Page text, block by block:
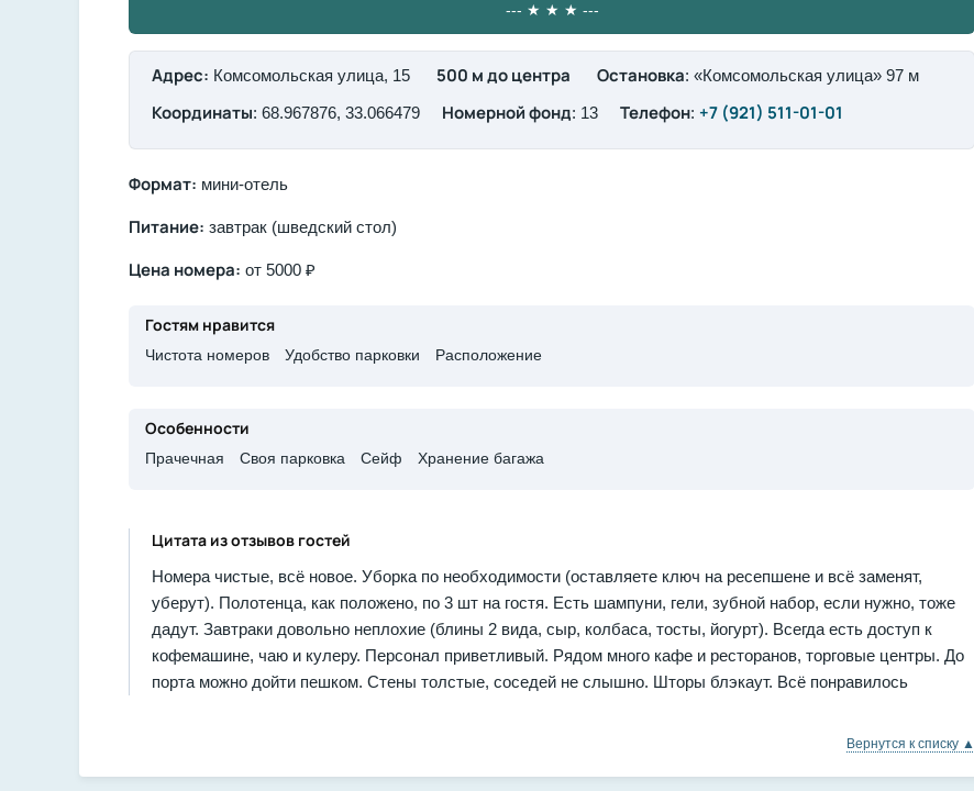
--- ★ ★ ★ ---
Адрес: Комсомольская улица, 15 500 м до центра Остановка: «Комсомольская улица» 97 м
Координаты: 68.967876, 33.066479 Номерной фонд: 13 Телефон: +7 (921) 511-01-01
Формат: мини-отель
Питание: завтрак (шведский стол)
Цена номера: от 5000 ₽
Гостям нравится
Чистота номеров Удобство парковки Расположение
Особенности
​Прачечная ​Своя парковка ​Сейф ​Хранение багажа
Цитата из отзывов гостей
Номера чистые, всё новое. Уборка по необходимости (оставляете ключ на ресепшене и всё заменят,
уберут). Полотенца, как положено, по 3 шт на гостя. Есть шампуни, гели, зубной набор, если нужно, тоже
дадут. Завтраки довольно неплохие (блины 2 вида, сыр, колбаса, тосты, йогурт). Всегда есть доступ к
кофемашине, чаю и кулеру. Персонал приветливый. Рядом много кафе и ресторанов, торговые центры. До
порта можно дойти пешком. Стены толстые, соседей не слышно. Шторы блэкаут. Всё понравилось
Вернутся к списку ▲